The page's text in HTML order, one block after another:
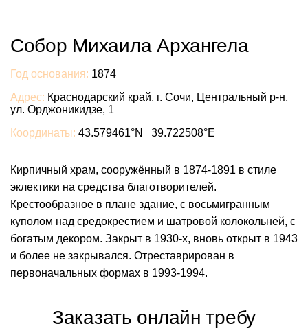
Собор Михаила Архангела
Год основания: 1874
Адрес: Краснодарский край, г. Сочи, Центральный р-н,
ул. Орджоникидзе, 1
Координаты: 43.579461°N 39.722508°E
Кирпичный храм, сооружённый в 1874-1891 в стиле
эклектики на средства благотворителей.
Крестообразное в плане здание, с восьмигранным
куполом над средокрестием и шатровой колокольней, с
богатым декором. Закрыт в 1930-х, вновь открыт в 1943
и более не закрывался. Отреставрирован в
первоначальных формах в 1993-1994.
Заказать онлайн требу